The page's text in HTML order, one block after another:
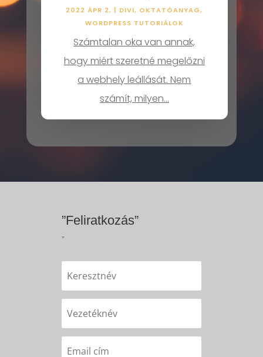
2022 ÁPR 2, | DIVI, OKTATÓANYAG,
WORDPRESS TUTORIÁLOK
Számtalan oka van annak,
hogy miért szeretné megelőzni
a webhely leállását. Nem
számít, milyen...
”Feliratkozás”
”